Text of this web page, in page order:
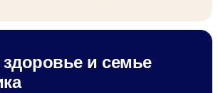
здоровье и семье